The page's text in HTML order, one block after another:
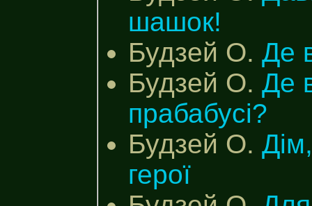
шашок!
Будзей О. Де
Будзей О. Де
прабабусі?
Будзей О.
герої